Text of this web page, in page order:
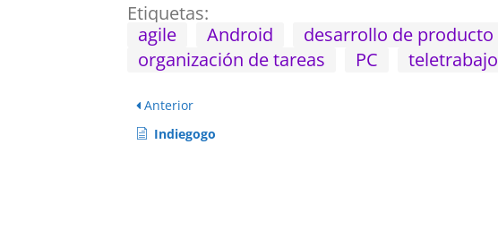
Etiquetas:
agile
Android desarrollo de producto
organización de tareas
PC teletrabajo
Anterior
Indiegogo